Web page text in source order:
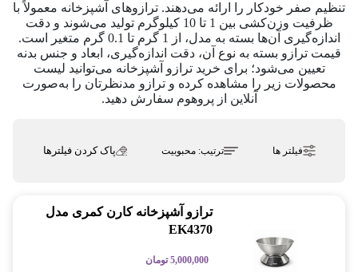
تنظیم صفر خودکار را ارائه می‌دهند. ترازوهای آشپزخانه معمولاً با
ظرفیت وزن‌کشی بین 1 تا 10 کیلوگرم تولید می‌شوند و دقت
اندازه‌گیری آن‌ها بسته به مدل، از 1 گرم تا 0.1 گرم متغیر است.
قیمت ترازو بسته به نوع آن، دقت اندازه‌گیری، ابعاد و جنس بدنه
تعیین می‌شود؛ برای خرید ترازو آشپزخانه می‌توانید لیست
محصولات زیر را مشاهده کرده و ترازو مد‌نظرتان را به‌صورت
آنلاین از پروهوم سفارش دهید.
فیلتر ها ترتیب:محبوبیت پاک کردن فیلترها
ترازو آشپزخانه کارن کمری مدل
EK4370
5,000,000 تومان